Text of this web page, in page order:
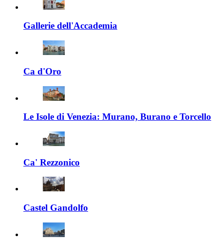
Gallerie dell'Accademia
Ca d'Oro
Le Isole di Venezia: Murano, Burano e Torcello
Ca' Rezzonico
Castel Gandolfo